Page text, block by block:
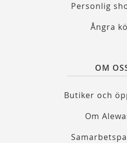
Personlig
Ångra
OM
Butiker och
Om